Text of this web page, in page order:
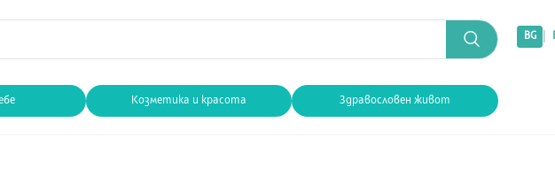
Козметика и красота Здравословен живот
BG